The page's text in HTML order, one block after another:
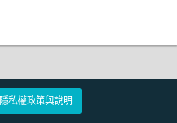
隱私權政策與說明